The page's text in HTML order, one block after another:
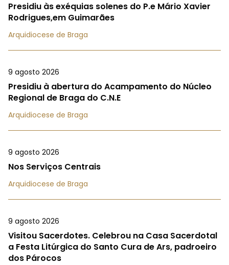
Presidiu às exéquias solenes do P.e Mário Xavier
Rodrigues,em Guimarães
Arquidiocese de Braga
9 agosto 2026
Presidiu à abertura do Acampamento do Núcleo
Regional de Braga do C.N.E
Arquidiocese de Braga
9 agosto 2026
Nos Serviços Centrais
Arquidiocese de Braga
9 agosto 2026
Visitou Sacerdotes. Celebrou na Casa Sacerdotal
a Festa Litúrgica do Santo Cura de Ars, padroeiro
dos Párocos